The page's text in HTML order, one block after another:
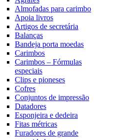
Almofadas para carimbo
Apoia livros
Artigos de secretária
Balanças
Bandeja porta moedas
Carimbos
Carimbos – Fórmulas
especiais
Clips e pioneses
Cofres
Conjuntos de impressão
Datadores
Esponjeira e dedeira
Fitas métricas
Furadores de grande